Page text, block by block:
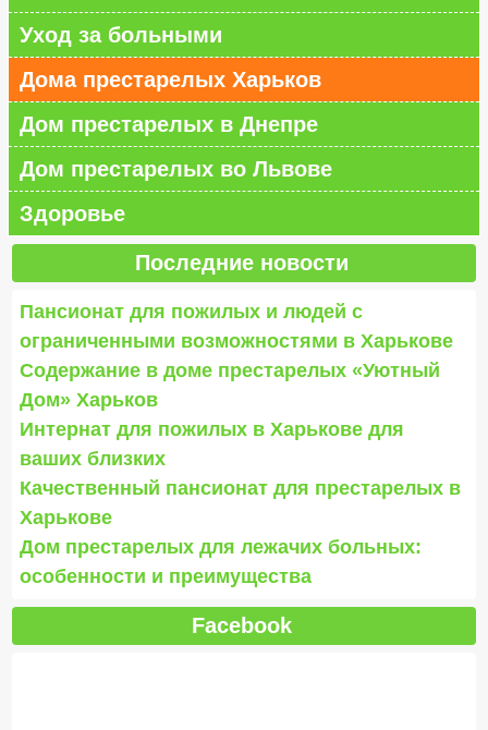
Уход за больными
Дома престарелых Харьков
Дом престарелых в Днепре
Дом престарелых во Львове
Здоровье
Последние новости
Пансионат для пожилых и людей с
ограниченными возможностями в Харькове
Содержание в доме престарелых «Уютный
Дом» Харьков
Интернат для пожилых в Харькове для
ваших близких
Качественный пансионат для престарелых в
Харькове
Дом престарелых для лежачих больных:
особенности и преимущества
Facebook